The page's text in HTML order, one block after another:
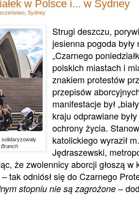
w Polsce i... w Sydney
Strugi deszczu,
jesienna pogoda
„Czarnego
polskich miastach i
znakiem protestów
przepisów
manifestacje był
kraju odprawiane
ochrony życia.
katolickiego wyraził
Jędraszewski,
że zwolennicy aborcji głoszą w
tak odniósł się do Czarnego
stopniu nie są zagrożone–
, Sydney